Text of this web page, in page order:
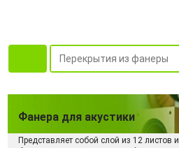
Фанера для акустики
Представляет собой слой из 12 листов и